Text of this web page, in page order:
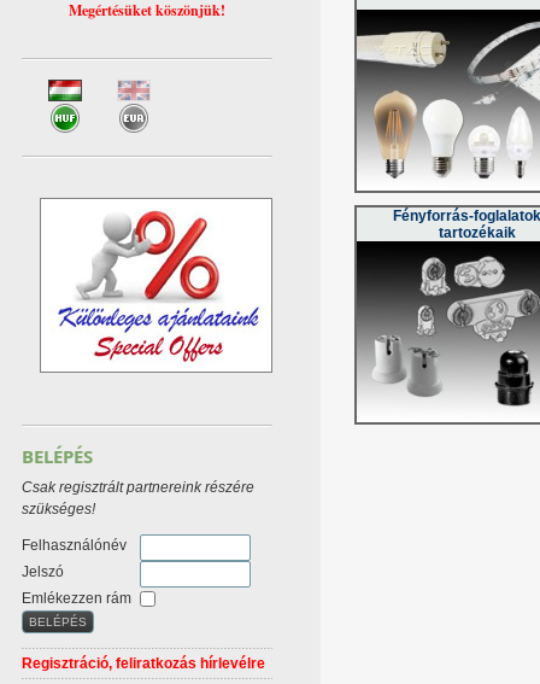
Fényforrás-
tartozékaik
Megértésüket köszönjük!
BELÉPÉS
Csak regisztrált partnereink részére
szükséges!
Felhasználónév
Jelszó
Emlékezzen rám
Regisztráció, feliratkozás hírlevélre